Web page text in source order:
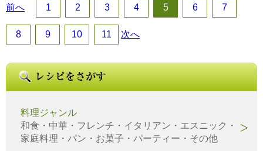
前へ 1 2 3 4 5 6 7
8 9 10 11 次へ
料理ジャンル
和食・中華・フレンチ・イタリアン・エスニック・
家庭料理・パン・お菓子・パーティー・その他